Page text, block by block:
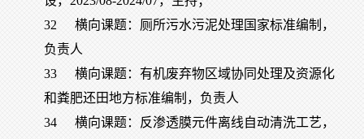
32
横向课题：厕所污水污泥处理国家标准编制，
负责人
33
横向课题：有机废弃物区域协同处理及资源化
和粪肥还田地方标准编制，负责人
34
横向课题：反渗透膜元件离线自动清洗工艺，